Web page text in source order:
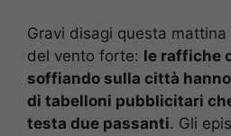
Gravi disagi questa
del vento forte: le raffiche
soffiando sulla città
di tabelloni pubblicitari
testa due passanti. Gli